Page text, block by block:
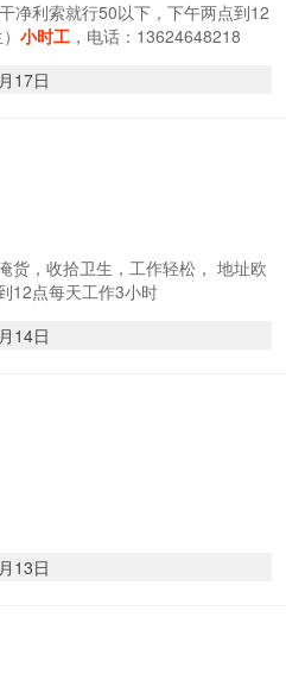
净利索就行50以下，下午两点到12
小时工 ，电话：13624648218
17日
货，收拾卫生，工作轻松， 地址欧
12点每天工作3小时
14日
13日